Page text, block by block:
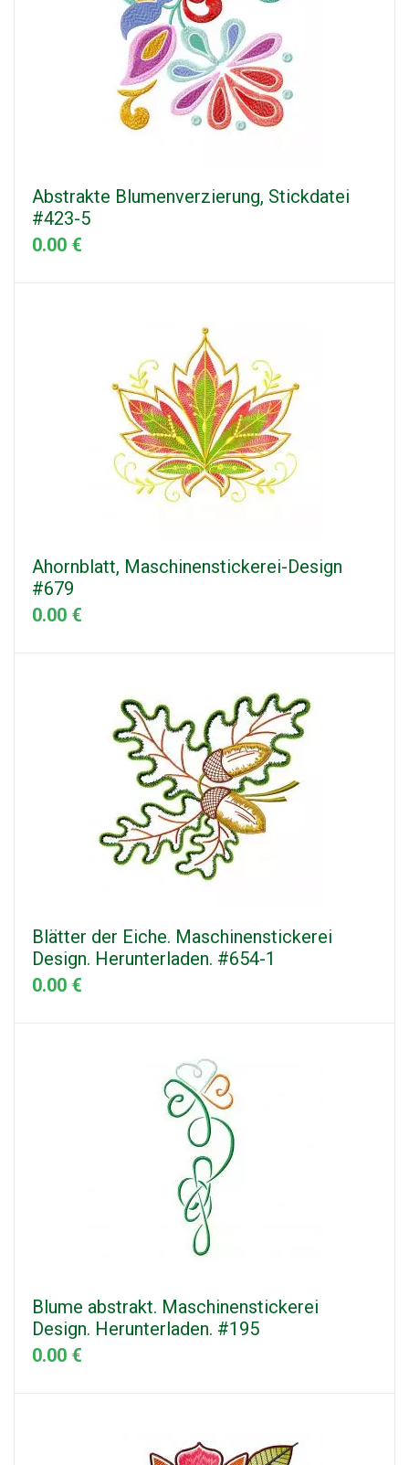
Abstrakte Blumenverzierung, Stickdatei
#423-5
0.00 €
Ahornblatt, Maschinenstickerei-Design
#679
0.00 €
Blätter der Eiche. Maschinenstickerei
Design. Herunterladen. #654-1
0.00 €
Blume abstrakt. Maschinenstickerei
Design. Herunterladen. #195
0.00 €